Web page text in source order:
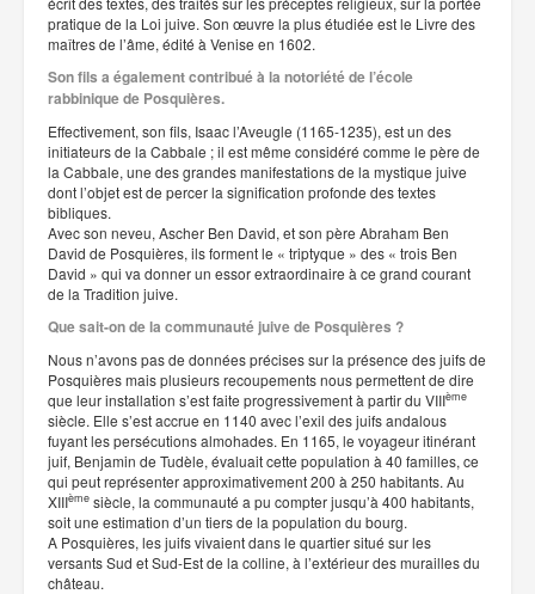
pratique de la Loi juive. Son œuvre la plus étudiée est le Livre des
maîtres de l’âme, édité à Venise en 1602.
Son fils a également contribué à la notoriété de l’école
rabbinique de Posquières.
Effectivement, son fils, Isaac l’Aveugle (1165-1235), est un des
initiateurs de la Cabbale ; il est même considéré comme le père de
la Cabbale, une des grandes manifestations de la mystique juive
dont l’objet est de percer la signification profonde des textes
bibliques.
Avec son neveu, Ascher Ben David, et son père Abraham Ben
David de Posquières, ils forment le « triptyque » des « trois Ben
David » qui va donner un essor extraordinaire à ce grand courant
de la Tradition juive.
Que sait-on de la communauté juive de Posquières ?
Nous n’avons pas de données précises sur la présence des juifs de
Posquières mais plusieurs recoupements nous permettent de dire
que leur installation s’est faite progressivement à partir du VIIIème
siècle. Elle s’est accrue en 1140 avec l’exil des juifs andalous
fuyant les persécutions almohades. En 1165, le voyageur itinérant
juif, Benjamin de Tudèle, évaluait cette population à 40 familles, ce
qui peut représenter approximativement 200 à 250 habitants. Au
XIIIème siècle, la communauté a pu compter jusqu’à 400 habitants,
soit une estimation d’un tiers de la population du bourg.
A Posquières, les juifs vivaient dans le quartier situé sur les
versants Sud et Sud-Est de la colline, à l’extérieur des murailles du
château.